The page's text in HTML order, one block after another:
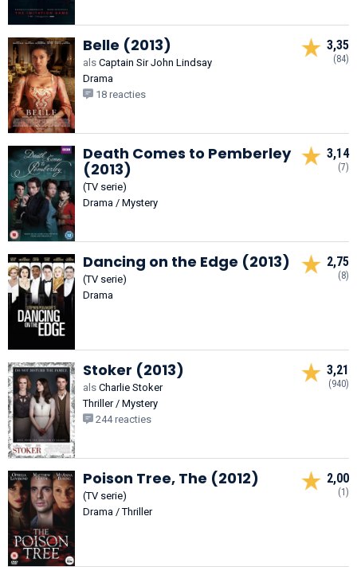
Belle (2013)
als Captain Sir John Lindsay
Drama
18 reacties
3,35
(84)
Death Comes to Pemberley
(2013)
(TV serie)
Drama / Mystery
3,14
(7)
Dancing on the Edge (2013)
(TV serie)
Drama
2,75
(8)
Stoker (2013)
als Charlie Stoker
Thriller / Mystery
244 reacties
3,21
(940)
Poison Tree, The (2012)
(TV serie)
Drama / Thriller
2,00
(1)